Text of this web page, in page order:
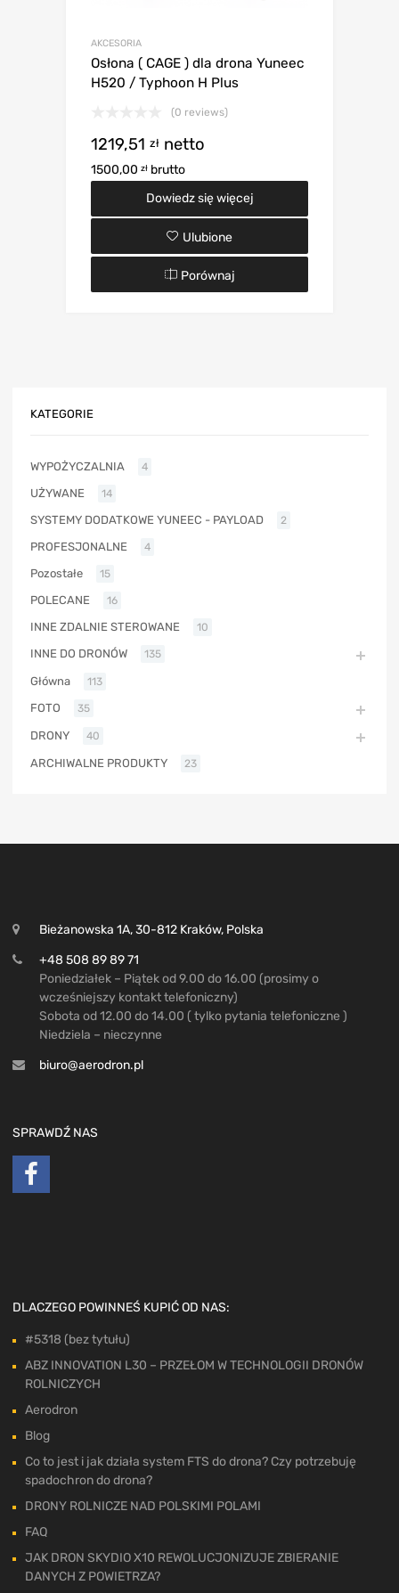
AKCESORIA
Osłona ( CAGE ) dla drona Yuneec
H520 / Typhoon H Plus
(0 reviews)
1219,51 zł netto
1500,00 zł brutto
Dowiedz się więcej
Ulubione
Porównaj
KATEGORIE
WYPOŻYCZALNIA 4
UŻYWANE 14
SYSTEMY DODATKOWE YUNEEC - PAYLOAD 2
PROFESJONALNE 4
Pozostałe 15
POLECANE 16
INNE ZDALNIE STEROWANE 10
INNE DO DRONÓW 135
Główna 113
FOTO 35
DRONY 40
ARCHIWALNE PRODUKTY 23
Bieżanowska 1A, 30-812 Kraków, Polska
+48 508 89 89 71
Poniedziałek – Piątek od 9.00 do 16.00 (prosimy o
wcześniejszy kontakt telefoniczny)
Sobota od 12.00 do 14.00 ( tylko pytania telefoniczne )
Niedziela – nieczynne
biuro@aerodron.pl
SPRAWDŹ NAS
DLACZEGO POWINNEŚ KUPIĆ OD NAS:
#5318 (bez tytułu)
ABZ INNOVATION L30 – PRZEŁOM W TECHNOLOGII DRONÓW
ROLNICZYCH
Aerodron
Blog
Co to jest i jak działa system FTS do drona? Czy potrzebuję
spadochron do drona?
DRONY ROLNICZE NAD POLSKIMI POLAMI
FAQ
JAK DRON SKYDIO X10 REWOLUCJONIZUJE ZBIERANIE
DANYCH Z POWIETRZA?